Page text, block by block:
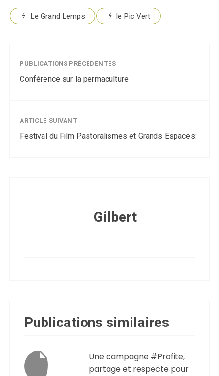
Le Grand Lemps le Pic Vert
PUBLICATIONS PRÉCÉDENTES
Conférence sur la permaculture
ARTICLE SUIVANT
Festival du Film Pastoralismes et Grands Espaces:
Gilbert
Publications similaires
Une campagne #Profite,
partage et respecte pour